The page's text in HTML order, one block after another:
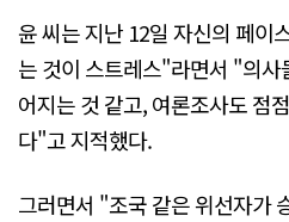
윤 씨는 지난 12일 자신의 페이
는 것이 스트레스"라면서 "의사
어지는 것 같고, 여론조사도 점
다"고 지적했다.
그러면서 "조국 같은 위선자가